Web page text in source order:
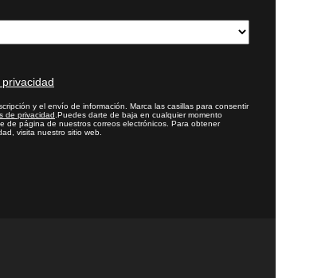
y el envío de información. Marca las casillas para consentir
de privacidad .Puedes darte de baja en cualquier momento
de página de nuestros correos electrónicos. Para obtener
visita nuestro sitio web.